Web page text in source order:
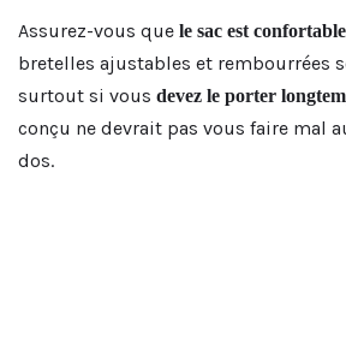
Assurez-vous que le sac est confortable
bretelles ajustables et rembourrées
surtout si vous devez le porter
conçu ne devrait pas vous faire mal
dos.